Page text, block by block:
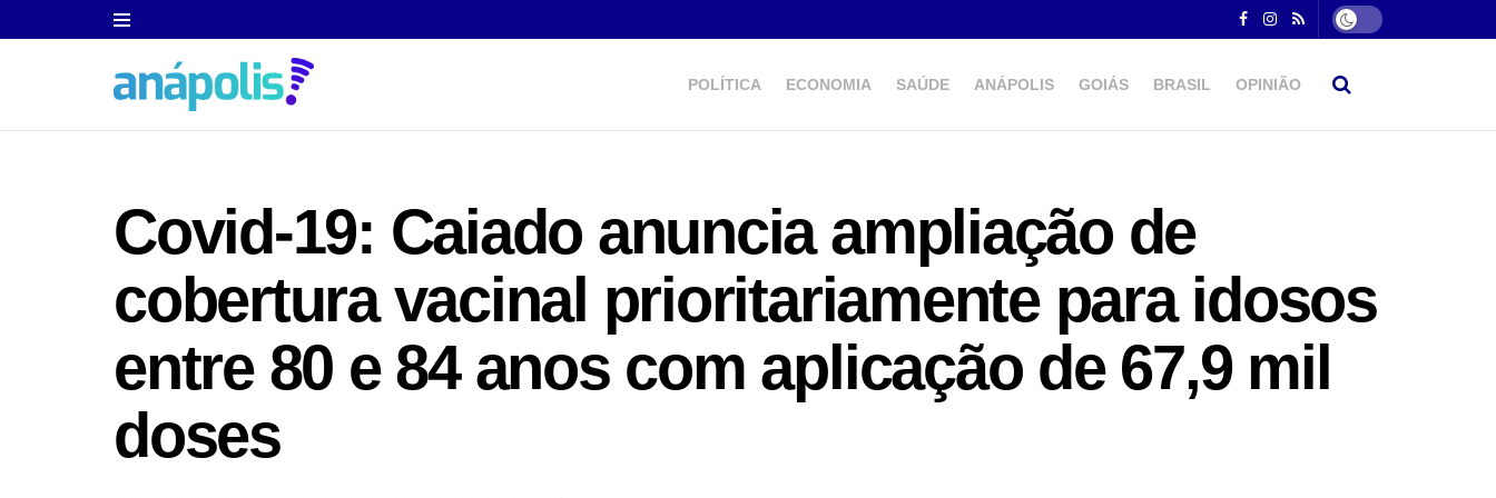
POLÍTICA ECONOMIA SAÚDE ANÁPOLIS GOIÁS BRASIL OPINIÃO
Covid-19: Caiado anuncia ampliação de
cobertura vacinal prioritariamente para idosos
entre 80 e 84 anos com aplicação de 67,9 mil
doses